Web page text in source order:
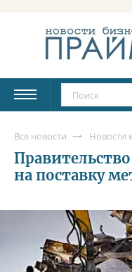
Все новости Новости
Правительство
на поставку